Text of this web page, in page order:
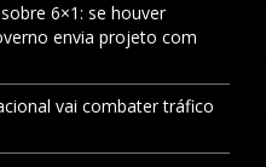
6×1: se houver
envia projeto com
vai combater tráfico